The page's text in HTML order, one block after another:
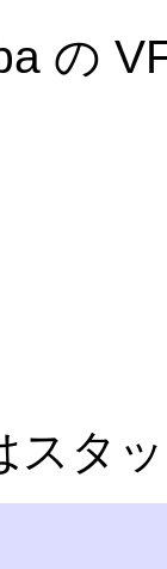
の
スタ